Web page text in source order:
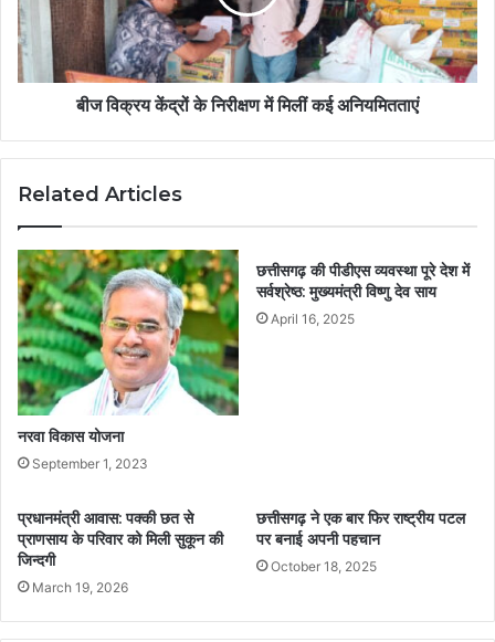
बीज विक्रय केंद्रों के निरीक्षण में मिलीं कई अनियमितताएं
Related Articles
नरवा विकास योजना
September 1, 2023
छत्तीसगढ़ की पीडीएस व्यवस्था पूरे देश में
सर्वश्रेष्ठ: मुख्यमंत्री विष्णु देव साय
April 16, 2025
प्रधानमंत्री आवास: पक्की छत से
प्राणसाय के परिवार को मिली सुकून की
जिन्दगी
March 19, 2026
छत्तीसगढ़ ने एक बार फिर राष्ट्रीय पटल
पर बनाई अपनी पहचान
October 18, 2025